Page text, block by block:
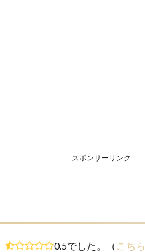
スポンサーリンク
0.5でした。（ こちら